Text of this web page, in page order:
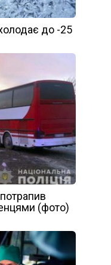
до -25
(фото)